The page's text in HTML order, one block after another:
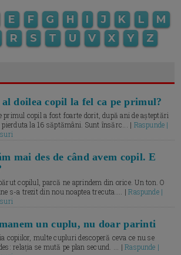
E F G H I J K L
M
R S T U V X Y Z
doilea copil la fel ca pe primul?
primul copil a fost foarte dorit, după ani de așteptări
la 16 săptămâni. Sunt însărc... | Raspunde |
mai des de când avem copil. E
copilul, parcă ne aprindem din orice. Un ton. O
s-a trezit din nou noaptea trecuta.... |Raspunde |
un cuplu, nu doar parinti
copiilor, multe cupluri descoperă ceva ce nu se
relația se mută pe plan secund. ... |Raspunde |